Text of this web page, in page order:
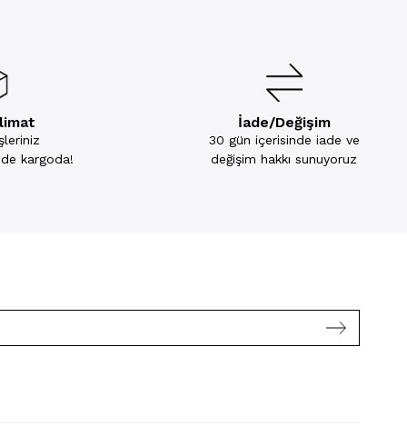
kargoda!
İade/Değişim
30 gün içerisinde iade ve
değişim hakkı sunuyoruz